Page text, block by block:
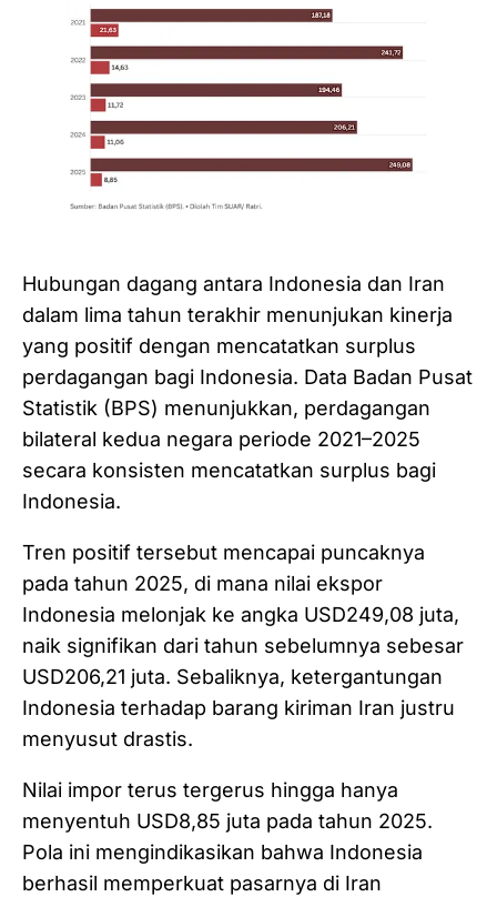
Hubungan dagang antara Indonesia dan Iran
dalam lima tahun terakhir menunjukan kinerja
yang positif dengan mencatatkan surplus
perdagangan bagi Indonesia. Data Badan Pusat
Statistik (BPS) menunjukkan, perdagangan
bilateral kedua negara periode 2021–2025
secara konsisten mencatatkan surplus bagi
Indonesia.
Tren positif tersebut mencapai puncaknya
pada tahun 2025, di mana nilai ekspor
Indonesia melonjak ke angka USD249,08 juta,
naik signifikan dari tahun sebelumnya sebesar
USD206,21 juta. Sebaliknya, ketergantungan
Indonesia terhadap barang kiriman Iran justru
menyusut drastis.
Nilai impor terus tergerus hingga hanya
menyentuh USD8,85 juta pada tahun 2025.
Pola ini mengindikasikan bahwa Indonesia
berhasil memperkuat pasarnya di Iran